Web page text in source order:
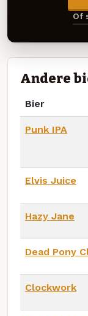
Of
Andere
Bier
Punk IPA
Elvis Juice
Hazy Jane
Dead Pony
Clockwork